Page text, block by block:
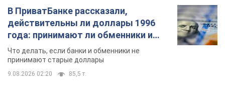
В ПриватБанке рассказали,
действительны ли доллары 1996
года: принимают ли обменники и
банки такие купюры
Что делать, если банки и обменники не
принимают старые доллары
9.08.2026 02:20 85,5 т.